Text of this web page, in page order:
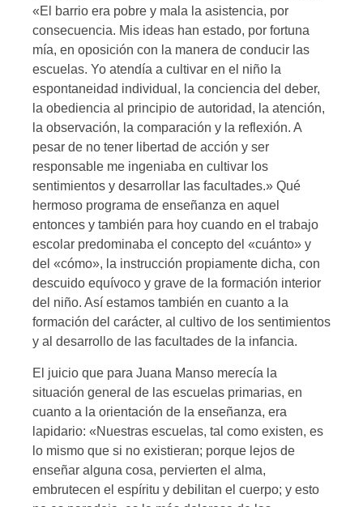
«El barrio era pobre y mala la asistencia, por
consecuencia. Mis ideas han estado, por fortuna
mía, en oposición con la manera de conducir las
escuelas. Yo atendía a cultivar en el niño la
espontaneidad individual, la conciencia del deber,
la obediencia al principio de autoridad, la atención,
la observación, la comparación y la reflexión. A
pesar de no tener libertad de acción y ser
responsable me ingeniaba en cultivar los
sentimientos y desarrollar las facultades.» Qué
hermoso programa de enseñanza en aquel
entonces y también para hoy cuando en el trabajo
escolar predominaba el concepto del «cuánto» y
del «cómo», la instrucción propiamente dicha, con
descuido equívoco y grave de la formación interior
del niño. Así estamos también en cuanto a la
formación del carácter, al cultivo de los sentimientos
y al desarrollo de las facultades de la infancia.
El juicio que para Juana Manso merecía la
situación general de las escuelas primarias, en
cuanto a la orientación de la enseñanza, era
lapidario: «Nuestras escuelas, tal como existen, es
lo mismo que si no existieran; porque lejos de
enseñar alguna cosa, pervierten el alma,
embrutecen el espíritu y debilitan el cuerpo; y esto